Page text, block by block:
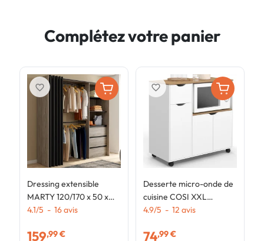
Complétez votre panier
Dressing extensible
MARTY 120/170 x 50 x
180 cm hêtre avec 3
double penderie + rideau
4.1/5 - 16avis
159,99 €
favorite_border
Desserte micro-onde de
cuisine COSI XXL
placards avec tiroir bois
hêtre L.90 CM
4.9/5 - 12 avis
74,99 €
favorite_border